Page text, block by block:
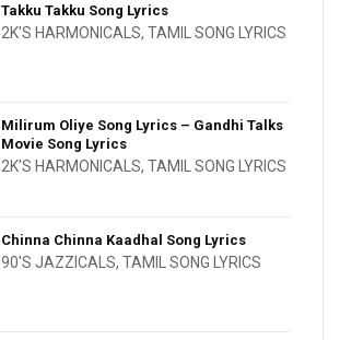
Takku Takku Song Lyrics
2K'S HARMONICALS, TAMIL SONG LYRICS
Milirum Oliye Song Lyrics – Gandhi Talks
Movie Song Lyrics
2K'S HARMONICALS, TAMIL SONG LYRICS
Chinna Chinna Kaadhal Song Lyrics
90'S JAZZICALS, TAMIL SONG LYRICS